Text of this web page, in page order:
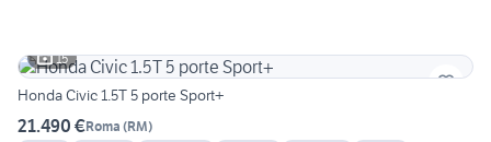
15
Honda Civic 1.5T 5 porte Sport+
21.490 €Roma (RM)